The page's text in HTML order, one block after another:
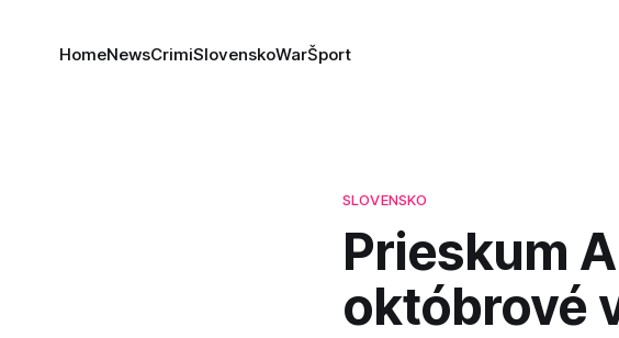
HomeNewsCrimiSlovenskoWarŠport
SLOVENSKO
Prieskum
októbrové